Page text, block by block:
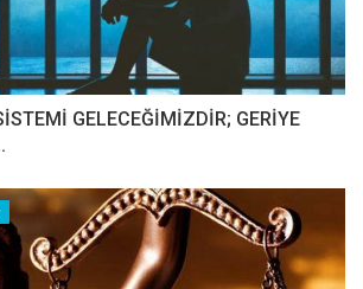
GELECEĞİMİZDİR; GERİYE